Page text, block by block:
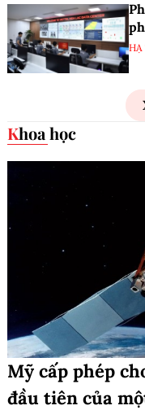
HẠ
Khoa học
Mỹ cấp phép
đầu tiên của